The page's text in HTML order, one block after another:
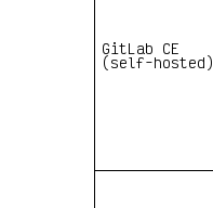
GitLab CE
(self-hosted)